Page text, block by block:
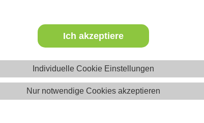
Ich akzeptiere
Individuelle Cookie Einstellungen
Nur notwendige Cookies akzeptieren
Hannover)